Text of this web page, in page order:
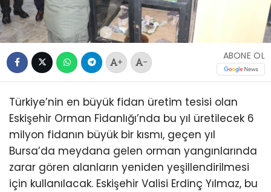
+ -
ABONE OL
Türkiye’nin en büyük fidan üretim tesisi olan
Eskişehir Orman Fidanlığı’nda bu yıl üretilecek 6
milyon fidanın büyük bir kısmı, geçen yıl
Bursa’da meydana gelen orman yangınlarında
zarar gören alanların yeniden yeşillendirilmesi
için kullanılacak. Eskişehir Valisi Erdinç Yılmaz, bu